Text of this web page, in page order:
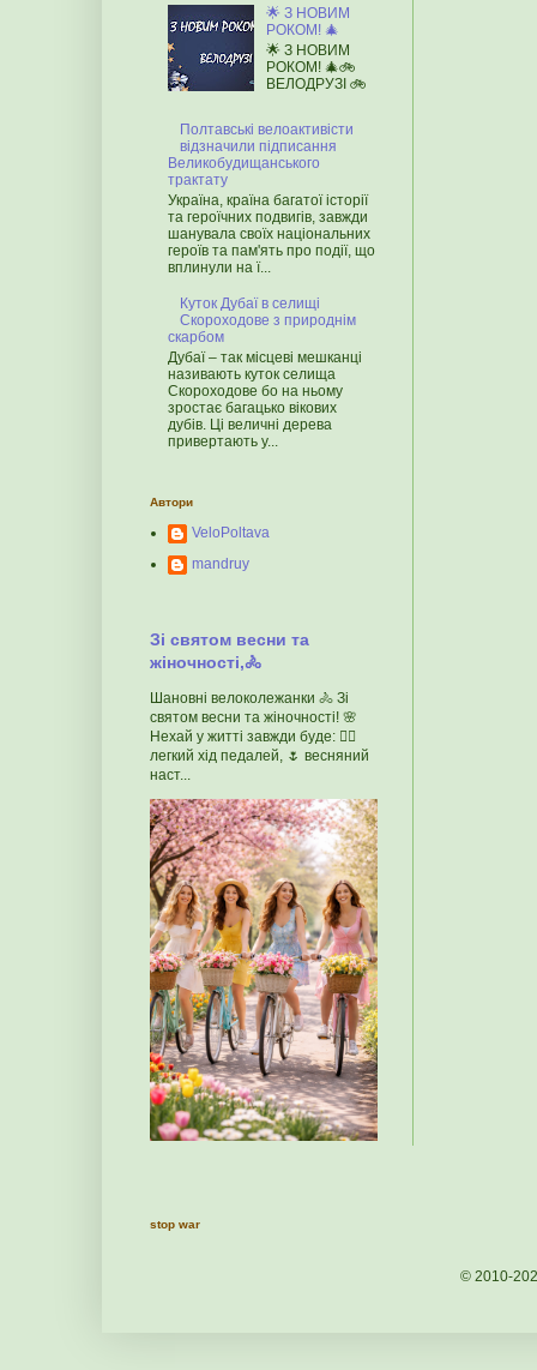
🌟 З НОВИМ
РОКОМ! 🎄
🌟 З НОВИМ
РОКОМ! 🎄🚲
ВЕЛОДРУЗІ 🚲
Полтавські велоактивісти
відзначили підписання
Великобудищанського
трактату
Україна, країна багатої історії
та героїчних подвигів, завжди
шанувала своїх національних
героїв та пам'ять про події, що
вплинули на ї...
Куток Дубаї в селищі
Скороходове з природнім
скарбом
Дубаї – так місцеві мешканці
називають куток селища
Скороходове бо на ньому
зростає багацько вікових
дубів. Ці величні дерева
привертають у...
Автори
VeloPoltava
mandruy
Зі святом весни та
жіночності,🚴
Шановні велоколежанки 🚴 Зі
святом весни та жіночності! 🌸
Нехай у житті завжди буде: 🚴‍♀️
легкий хід педалей, 🌷 весняний
наст...
stop war
© 2010-